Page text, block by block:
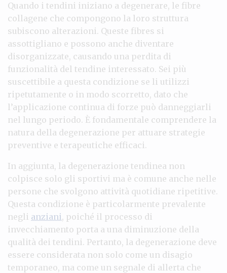
Quando i tendini iniziano a degenerare, le fibre
collagene che compongono la loro struttura
subiscono alterazioni. Queste fibres si
assottigliano e possono anche diventare
disorganizzate, causando una perdita di
funzionalità del tendine interessato. Sei più
suscettibile a questa condizione se li utilizzi
ripetutamente o in modo scorretto, dato che
l’applicazione continua di forze può danneggiarli
nel lungo periodo. È fondamentale comprendere la
natura della degenerazione per attuare strategie
preventive e terapeutiche efficaci.
In aggiunta, la degenerazione tendinea non
colpisce solo gli sportivi ma è comune anche nelle
persone che svolgono attività quotidiane ripetitive.
Questa condizione è particolarmente prevalente
negli anziani, poiché il processo di
invecchiamento porta a una diminuzione della
qualità dei tendini. Pertanto, la degenerazione deve
essere considerata non solo come un disagio
temporaneo, ma come un segnale di allerta che